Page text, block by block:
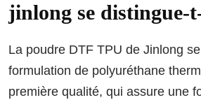
jinlong se distingue-
La poudre DTF TPU de Jinlong
formulation de polyuréthane
première qualité, qui assure une